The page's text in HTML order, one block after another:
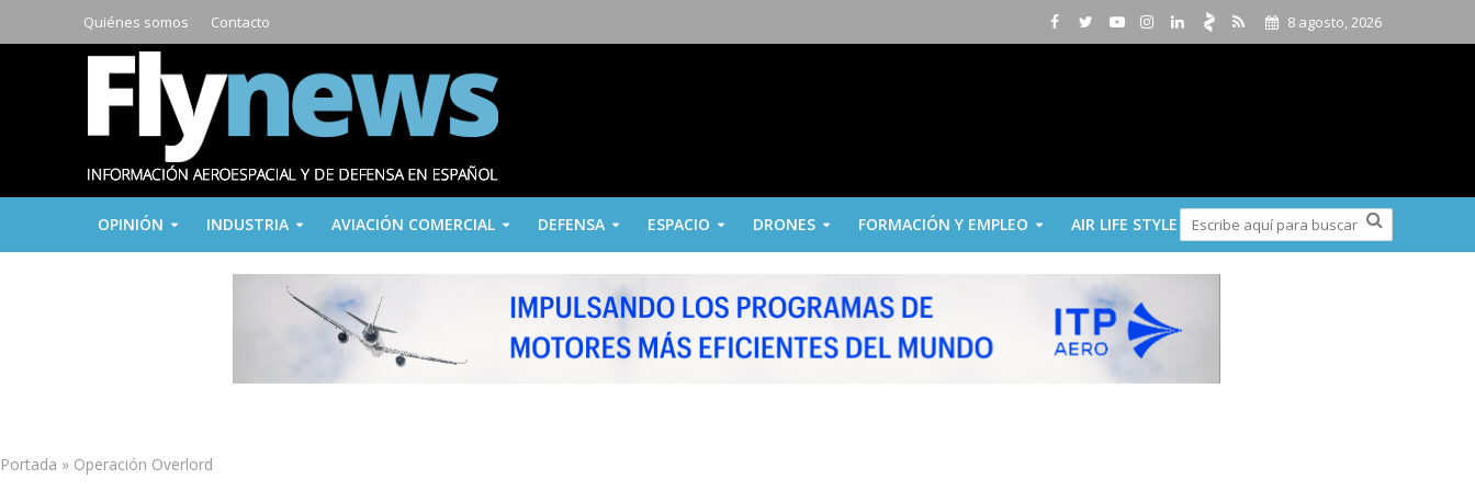
Quiénes somos Contacto 8 agosto, 2026
OPINIÓN INDUSTRIA AVIACIÓN COMERCIAL DEFENSA ESPACIO DRONES FORMACIÓN Y EMPLEO AIR LIFE STYLE
Portada » Operación Overlord